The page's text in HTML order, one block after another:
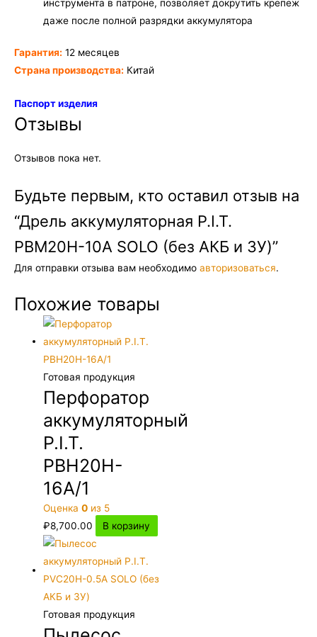
инструмента в патроне, позволяет докрутить крепеж
даже после полной разрядки аккумулятора
Гарантия: 12 месяцев
Страна производства: Китай
Паспорт изделия
Отзывы
Отзывов пока нет.
Будьте первым, кто оставил отзыв на
“Дрель аккумуляторная P.I.T.
PBM20H-10A SOLO (без АКБ и ЗУ)”
Для отправки отзыва вам необходимо авторизоваться.
Похожие товары
Готовая продукция
Перфоратор
аккумуляторный
P.I.T.
PBH20H-
16A/1
Оценка0 из 5
₽8,700.00 В корзину
Готовая продукция